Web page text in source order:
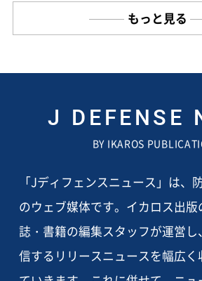
もっと見る
J DEFENSE
BY IKAROS
「Jディフェンスニュース」は、
のウェブ媒体です。イカロス出
誌・書籍の編集スタッフが運営
信するリリースニュースを幅広く